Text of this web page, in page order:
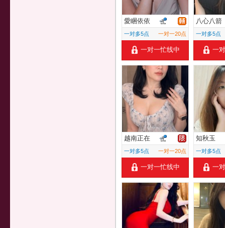
愛睏依依
一对多5点 一对一20点
一对一忙线中
八心八箭
一对多5点
一
越南正在
一对多5点 一对一20点
一对一忙线中
知秋玉
一对多5点
一